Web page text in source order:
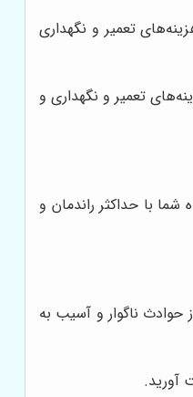
تعمیر و نگهداری
تعمیر و نگهداری و
با حداکثر راندمان و
حوادث ناگوار و آسیب به
آورید.